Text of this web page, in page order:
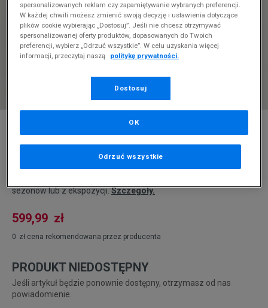
sezonów lub z ekspozycji.Szczegóły.
0 zł cena rekomendowana przez producenta
599,99 zł
PRODUKT NIEDOSTĘPNY
Jeśli artykuł będzie ponownie dostępny, otrzymasz od nas
powiadomienie.
spersonalizowanych reklam czy zapamiętywanie wybranych preferencji.
W każdej chwili możesz zmienić swoją decyzję i ustawienia dotyczące
plików cookie wybierając „Dostosuj”. Jeśli nie chcesz otrzymywać
spersonalizowanej oferty produktów, dopasowanych do Twoich
preferencji, wybierz „Odrzuć wszystkie”. W celu uzyskania więcej
informacji, przeczytaj naszą
politykę prywatności.
Dostosuj
Odrzuć wszystkie
OK